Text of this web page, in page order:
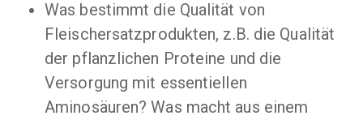
Was bestimmt die Qualität von
Fleischersatzprodukten, z.B. die Qualität
der pflanzlichen Proteine und die
Versorgung mit essentiellen
Aminosäuren? Was macht aus einem